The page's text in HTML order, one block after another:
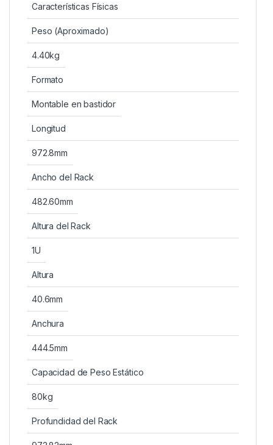
Características Físicas
Peso (Aproximado)
4.40kg
Formato
Montable en bastidor
Longitud
972.8mm
Ancho del Rack
482.60mm
Altura del Rack
1U
Altura
40.6mm
Anchura
444.5mm
Capacidad de Peso Estático
80kg
Profundidad del Rack